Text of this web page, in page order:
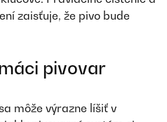
zaisťuje, že pivo bude
pivovar
môže výrazne líšiť v